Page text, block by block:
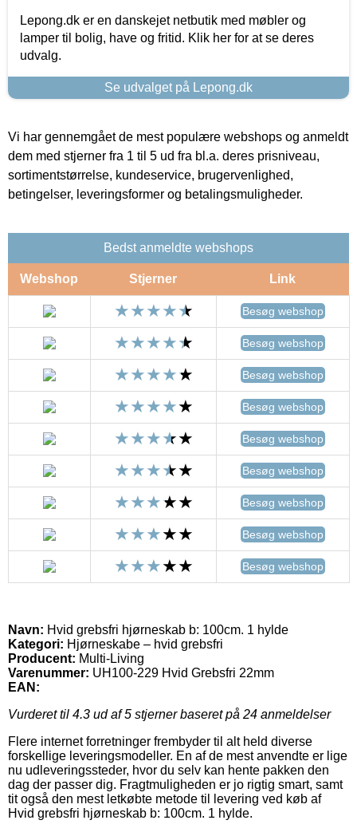
Lepong.dk er en danskejet netbutik med møbler og
lamper til bolig, have og fritid. Klik her for at se deres
udvalg.
Se udvalget på Lepong.dk
Vi har gennemgået de mest populære webshops og anmeldt
dem med stjerner fra 1 til 5 ud fra bl.a. deres prisniveau,
sortimentstørrelse, kundeservice, brugervenlighed,
betingelser, leveringsformer og betalingsmuligheder.
Bedst anmeldte webshops
Webshop Stjerner Link
Besøg webshop
Besøg webshop
Besøg webshop
Besøg webshop
Besøg webshop
Besøg webshop
Besøg webshop
Besøg webshop
Besøg webshop
Navn: Hvid grebsfri hjørneskab b: 100cm. 1 hylde
Kategori: Hjørneskabe – hvid grebsfri
Producent: Multi-Living
Varenummer: UH100-229 Hvid Grebsfri 22mm
EAN:
Vurderet til 4.3 ud af 5 stjerner baseret på 24 anmeldelser
Flere internet forretninger frembyder til alt held diverse
forskellige leveringsmodeller. En af de mest anvendte er lige
nu udleveringssteder, hvor du selv kan hente pakken den
dag der passer dig. Fragtmuligheden er jo rigtig smart, samt
tit også den mest letkøbte metode til levering ved køb af
Hvid grebsfri hjørneskab b: 100cm. 1 hylde.